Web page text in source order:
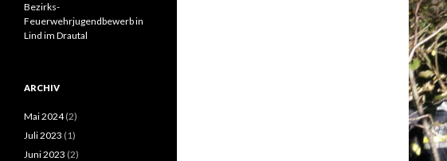
Bezirks-
Feuerwehrjugendbewerb in
Lind im Drautal
ARCHIV
Mai 2024(2)
Juli 2023 (1)
Juni 2023 (2)